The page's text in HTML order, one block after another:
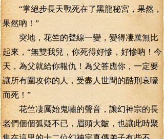
“掌絕步長天戰死在了黑龍秘宮，果然，
果然吶！”
突地，花竺的聲線一變，變得凄厲無比
起來，“無雙我兒，你死得好慘，好慘吶！今
天，為父就給你報仇！為父答應你，一定要
讓所有圍攻你的人，受盡人世間的酷刑哀嚎
而死！”
花竺凄厲始鬼嘯的聲音，讓幻神宗的長
老們個個弧疑不已，眉頭大皺，也讓此時聚